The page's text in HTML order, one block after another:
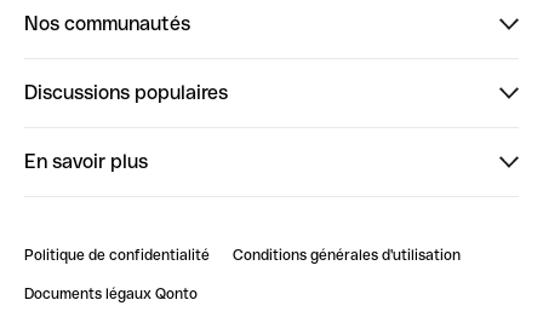
Nos communautés
ClubQonto
Discussions populaires
Impact de l'IA sur les carrières/productivité
En savoir plus
Blog
Newsroom
Politique de confidentialité Conditions générales d'utilisation
Documents légaux Qonto